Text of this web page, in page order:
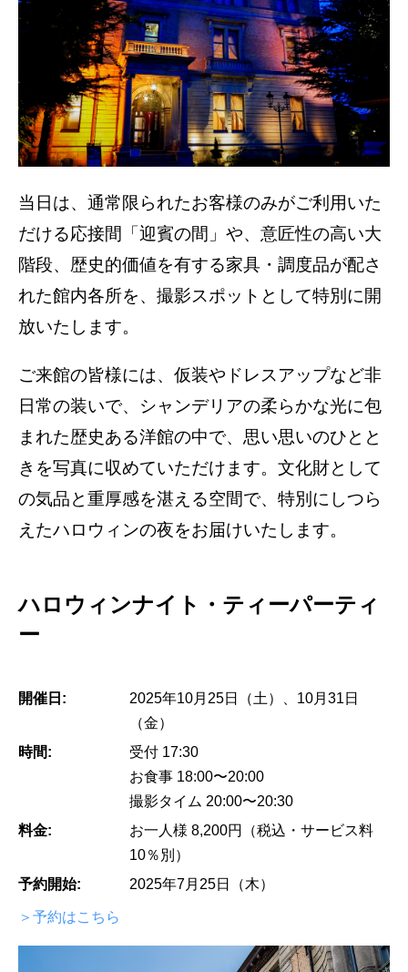
当日は、通常限られたお客様のみがご利用いた
だける応接間「迎賓の間」や、意匠性の高い大
階段、歴史的価値を有する家具・調度品が配さ
れた館内各所を、撮影スポットとして特別に開
放いたします。
ご来館の皆様には、仮装やドレスアップなど非
日常の装いで、シャンデリアの柔らかな光に包
まれた歴史ある洋館の中で、思い思いのひとと
きを写真に収めていただけます。文化財として
の気品と重厚感を湛える空間で、特別にしつら
えたハロウィンの夜をお届けいたします。
ハロウィンナイト・ティーパーティ
ー
開催日:
2025年10月25日（土）、10月31日
（金）
時間:
受付 17:30
お食事 18:00〜20:00
撮影タイム 20:00〜20:30
料金:
お一人様 8,200円（税込・サービス料
10％別）
予約開始:
2025年7月25日（木）
＞予約はこちら